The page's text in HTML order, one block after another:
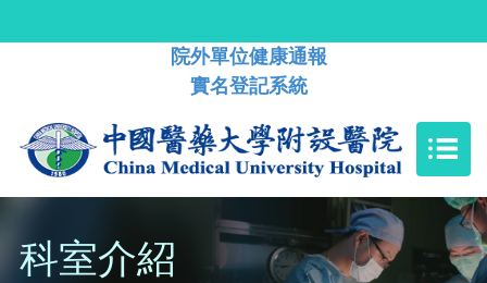
院外單位健康通報
實名登記系統
科室介紹